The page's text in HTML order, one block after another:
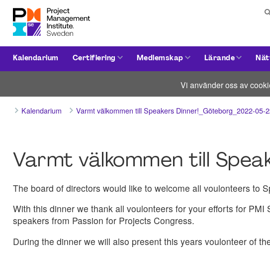
Kalendarium Certifiering Medlemskap Lärande
Vi använder oss av
Kalendarium Varmt välkommen till Speakers Dinner!_Göteborg_2022-05-
Varmt välkommen till
The board of directors would like to welcome all voulonteers to
With this dinner we thank all voulonteers for your efforts for
speakers from Passion for Projects Congress.
During the dinner we will also present this years voulonteer of